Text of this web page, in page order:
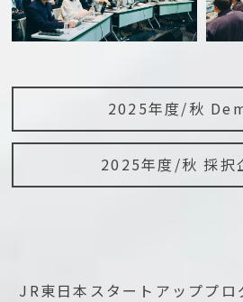
2025年度/秋
2025年度/秋 採択
JR東日本スタートアッププロ